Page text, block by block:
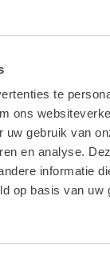
te
ons
uw gebruik van
en analyse.
informatie
op basis van uw
van de